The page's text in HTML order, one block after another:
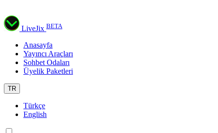
LiveJix BETA
Anasayfa
Yayıncı Araçları
Sohbet Odaları
Üyelik Paketleri
TR
Türkçe
English